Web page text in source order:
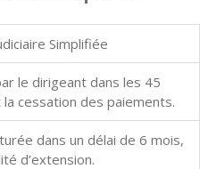
Simplifiée
le dirigeant dans les 45
cessation des paiements.
dans un délai de 6 mois,
d’extension.